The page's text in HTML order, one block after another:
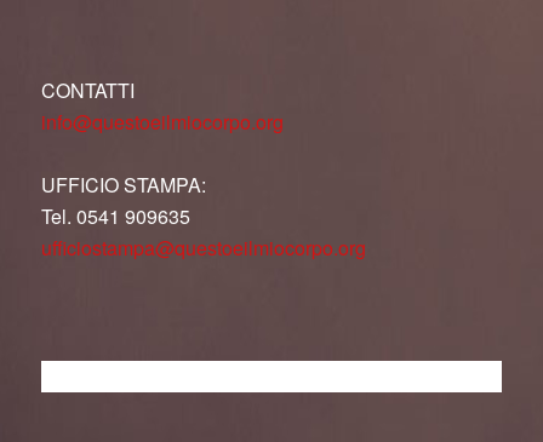
CONTATTI
info@questoeilmiocorpo.org
UFFICIO STAMPA:
Tel. 0541 909635
ufficiostampa@questoeilmiocorpo.org